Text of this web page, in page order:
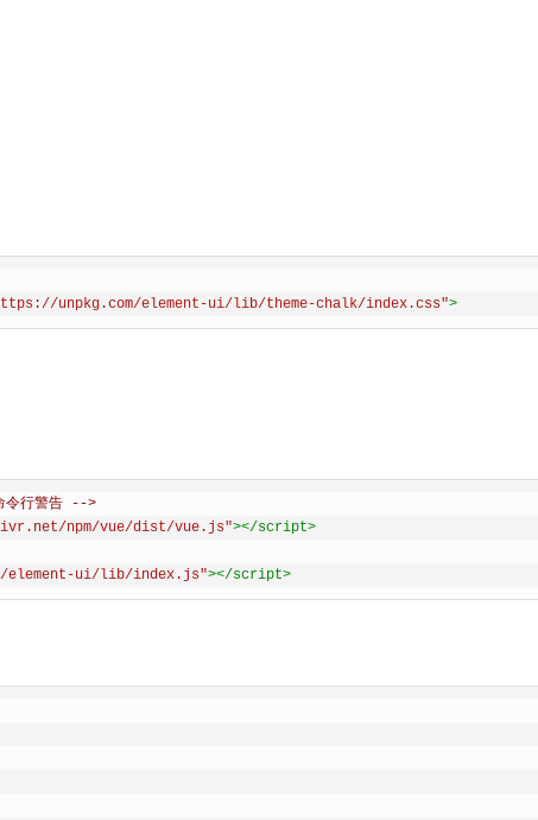
unpkg.com/element-ui/lib/theme-chalk/index.css">
令行警告 -->
npm/vue/dist/vue.js"></script>
element-ui/lib/index.js"></script>